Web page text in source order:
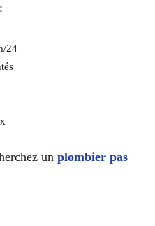
24
un plombier pas